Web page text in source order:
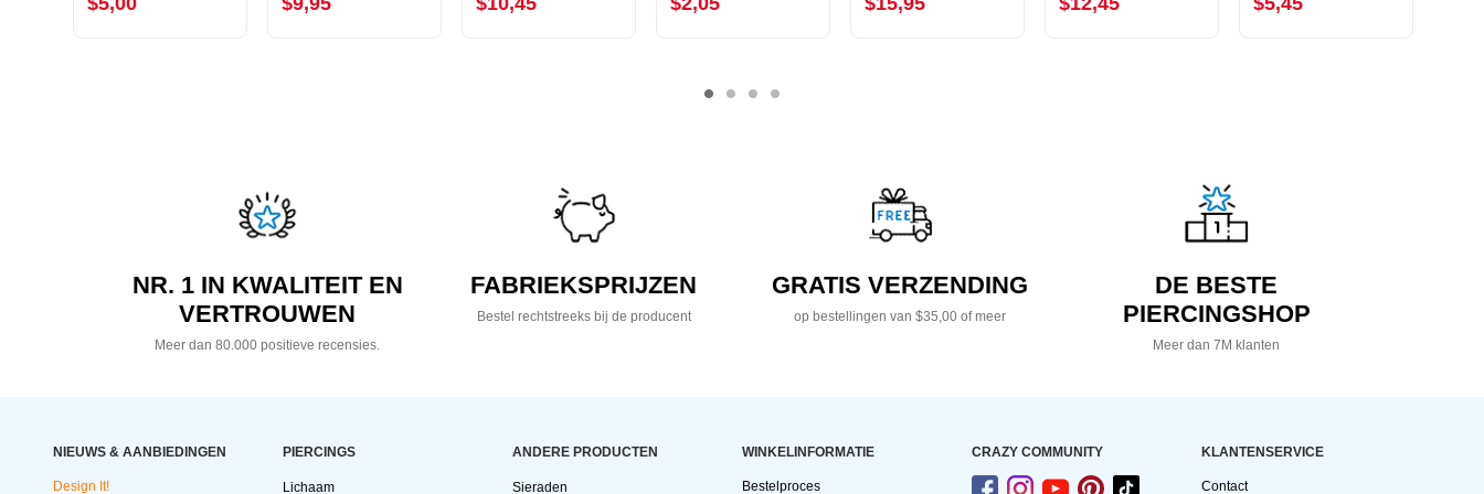
NR. 1 IN KWALITEIT EN
VERTROUWEN
Meer dan 80.000 positieve recensies.
FABRIEKSPRIJZEN
Bestel rechtstreeks bij de producent
GRATIS VERZENDING
op bestellingen van $35,00 of meer
DE BESTE
PIERCINGSHOP
Meer dan 7M klanten
NIEUWS & AANBIEDINGEN
Design It!
PIERCINGS
Lichaam
ANDERE PRODUCTEN
Sieraden
WINKELINFORMATIE
Bestelproces
CRAZY COMMUNITY KLANTENSERVICE
Contact